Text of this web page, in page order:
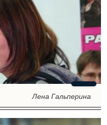
Лена Гальперина